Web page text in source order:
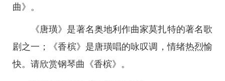
曲》。
《唐璜》是著名奥地利作曲家莫扎特的著名歌
剧之一；《香槟》是唐璜唱的咏叹调，情绪热烈愉
快。请欣赏钢琴曲《香槟》。